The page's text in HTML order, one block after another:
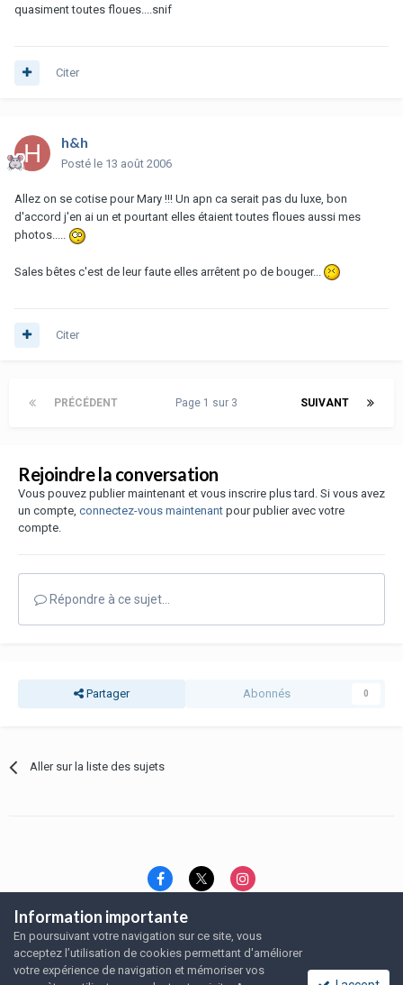
quasiment toutes floues....snif
Citer
h&h
Posté le 13 août 2006
Allez on se cotise pour Mary !!! Un apn ca serait pas du luxe, bon
d'accord j'en ai un et pourtant elles étaient toutes floues aussi mes
photos.....
Sales bêtes c'est de leur faute elles arrêtent po de bouger...
Citer
PRÉCÉDENT SUIVANT
Page 1 sur 3
Rejoindre la conversation
Vous pouvez publier maintenant et vous inscrire plus tard. Si vous avez
un compte, connectez-vous maintenant pour publier avec votre
compte.
Répondre à ce sujet…
Partager Abonnés 0
Aller sur la liste des sujets
Langue Thème
Politique de confidentialité
Nous contacter
Nous contacter
SRFA, l'association des amoureux du rat domestique
Powered by Invision Community
Information importante
En poursuivant votre navigation sur ce site, vous
acceptez l’utilisation de cookies permettant d'améliorer
votre expérience de navigation et mémoriser vos